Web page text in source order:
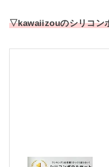
▽kawaiizouのシリコン